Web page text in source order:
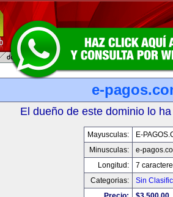
e-
El dueño de este dominio lo
Mayusculas:
E-
Minusculas:
e-
Longitud:
7
Categorias:
Sin